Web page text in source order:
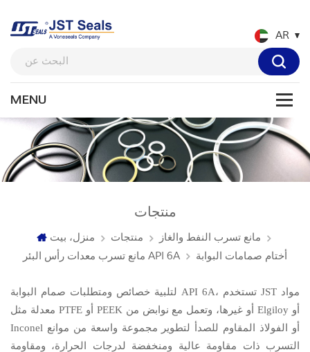
AR
منتجات
منزل، بيت منتجات
مانع تسرب النفط والغاز
مانع تسرب معدات رأس البئر API 6A
أختام صمامات البوابة
لتلبية خصائص ومتطلبات صمام البوابة API 6A، تستخدم JST مواد
معدلة مثل PTFE أو PEEK أو غيرها، وتعمل مع نوابض من Elgiloy أو
Inconel أو الفولاذ المقاوم للصدأ لتطوير مجموعة واسعة من موانع
التسرب ذات مقاومة عالية ومنخفضة لدرجات الحرارة، ومقاومة